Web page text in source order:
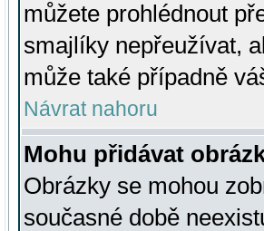
můžete prohlédnout
smajlíky nepřeužívat,
může také případně
Návrat nahoru
Mohu přidávat
Obrázky se mohou
současné době